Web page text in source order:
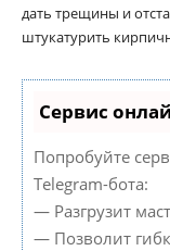
дать трещины и
штукатурить
Сервис
Попробуйте
Telegram-бота:
— Разгрузит
— Позволит